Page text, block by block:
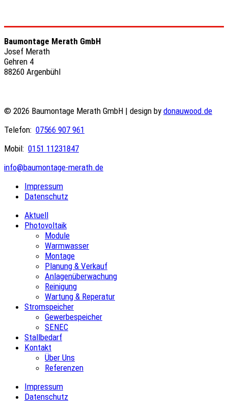
Baumontage Merath GmbH
Josef Merath
Gehren 4
88260 Argenbühl
© 2026 Baumontage Merath GmbH | design by donauwood.de
Telefon: 07566 907 961
Mobil: 0151 11231847
info@baumontage-merath.de
Impressum
Datenschutz
Aktuell
Photovoltaik
Module
Warmwasser
Montage
Planung & Verkauf
Anlagenüberwachung
Reinigung
Wartung & Reperatur
Stromspeicher
Gewerbespeicher
SENEC
Stallbedarf
Kontakt
Über Uns
Referenzen
Impressum
Datenschutz